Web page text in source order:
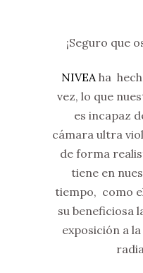
¡Seguro que
NIVEAha
vez, lo que
es incapaz
cámara ultra
de forma
tiene en
tiempo, como
su beneficiosa
exposición a